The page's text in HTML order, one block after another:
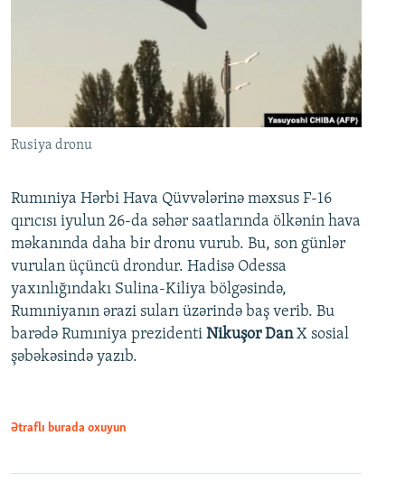
Rusiya dronu
Rumıniya Hərbi Hava Qüvvələrinə məxsus F-16
qırıcısı iyulun 26-da səhər saatlarında ölkənin hava
məkanında daha bir dronu vurub. Bu, son günlər
vurulan üçüncü drondur. Hadisə Odessa
yaxınlığındakı Sulina-Kiliya bölgəsində,
Rumıniyanın ərazi suları üzərində baş verib. Bu
barədə Rumıniya prezidenti Nikuşor DanX sosial
şəbəkəsində yazıb.
Ətraflı burada oxuyun